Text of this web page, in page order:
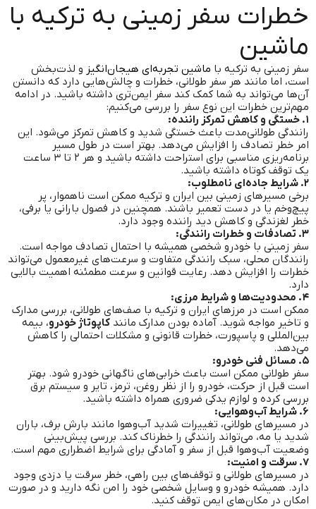
خطرات سفر زمینی به ترکیه با
ماشین
سفر زمینی به ترکیه با ماشین تجربه‌ای هیجان‌انگیز و لذت‌بخش
است، اما مانند هر سفر طولانی، خطرات و چالش‌هایی دارد که دانستن
آن‌ها می‌تواند به شما کمک کند سفر ایمن‌تری داشته باشید. در ادامه
مهم‌ترین خطرات این نوع سفر را بررسی می‌کنیم:
۱. خستگی و کاهش تمرکز راننده:
رانندگی طولانی‌مدت باعث خستگی شدید و کاهش تمرکز می‌شود. این
امر خطر تصادف را افزایش می‌دهد. بهتر است در طول مسیر
برنامه‌ریزی مناسبی برای استراحت داشته باشید و هر ۲ تا ۳ ساعت
یک توقف کوتاه داشته باشید.
۲. شرایط جاده‌ای نامطلوب:
برخی مسیرهای زمینی بین ایران و ترکیه ممکن است ناهموار، پر
پیچ‌وخم یا در دست تعمیر باشند. همچنین در فصول بارانی یا برفی،
خطر لغزندگی و کاهش دید راننده وجود دارد.
۳. تصادفات و خطرات رانندگی:
سفر زمینی با خودرو شخصی همیشه با احتمال تصادف مواجه است.
رانندگان محلی، سبک رانندگی متفاوت و سرعت‌های غیرمعمول می‌تواند
خطرات را افزایش دهد. رعایت قوانین و سرعت مطمئنه اهمیت بالایی
دارد.
۴. محدودیت‌ها و شرایط مرزی:
ممکن است در مرزهای ایران و ترکیه با صف‌های طولانی، بررسی مدارک
و تاخیر مواجه شوید. آماده بودن مدارک مانند کاپوتاژ خودرو، بیمه
بین‌المللی و پاسپورت، خطرات قانونی و مشکلات احتمالی را کاهش
می‌دهد.
۵. مسائل فنی خودرو:
سفر طولانی ممکن است باعث خرابی‌های ناگهانی خودرو شود. بهتر
است قبل از حرکت، خودرو را از نظر روغن، ترمز، تایر و سیستم برق
بررسی کرده و لوازم یدکی ضروری همراه داشته باشید.
۶. شرایط آب‌وهوایی:
در مسیرهای طولانی، تغییرات شدید آب‌وهوا مانند بارش برف، باران
شدید یا مه، می‌تواند رانندگی را خطرناک کند. بررسی پیش‌بینی
وضعیت آب‌وهوا قبل از سفر و آمادگی برای شرایط اضطراری مهم است.
۷. سرقت و امنیت:
در مسیرهای طولانی و توقف‌های بین راهی، خطر سرقت یا دزدی وجود
دارد. همیشه خودرو و وسایل شخصی خود را امن نگه دارید و در صورت
امکان در مکان‌های ایمن توقف کنید.